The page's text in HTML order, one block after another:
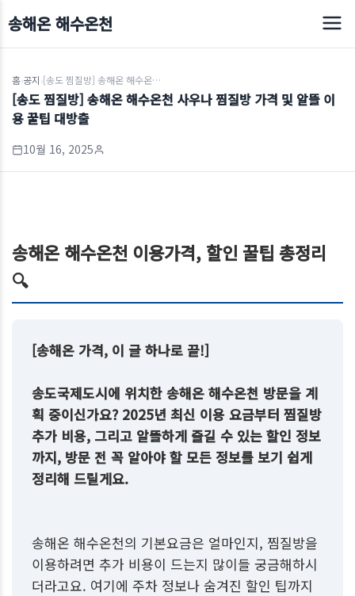
송해온 해수온천
홈›공지› [송도 찜질방] 송해온 해수온천 사우나 찜질방 가격 및 알뜰 이용 꿀팁 대방출
[송도 찜질방] 송해온 해수온천 사우나 찜질방 가격 및 알뜰 이
용 꿀팁 대방출
10월 16, 2025
송해온 해수온천 이용가격, 할인 꿀팁 총정리
🔍
[송해온 가격, 이 글 하나로 끝!]
송도국제도시에 위치한 송해온 해수온천 방문을 계
획 중이신가요? 2025년 최신 이용 요금부터 찜질방
추가 비용, 그리고 알뜰하게 즐길 수 있는 할인 정보
까지, 방문 전 꼭 알아야 할 모든 정보를 보기 쉽게
정리해 드릴게요.
송해온 해수온천의 기본요금은 얼마인지, 찜질방을
이용하려면 추가 비용이 드는지 많이들 궁금해하시
더라고요. 여기에 주차 정보나 숨겨진 할인 팁까지